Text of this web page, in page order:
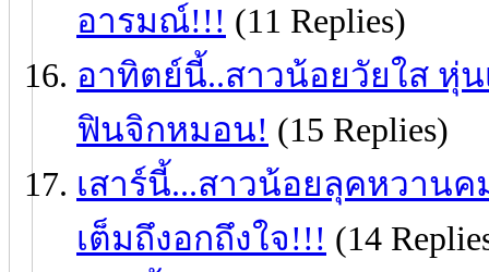
อารมณ์!!! (11 Replies)
อาทิตย์นี้..สาวน้อยวัยใส หุ่
ฟินจิกหมอน! (15 Replies)
เสาร์นี้...สาวน้อยลุคหวาน
เต็มถึงอกถึงใจ!!! (14